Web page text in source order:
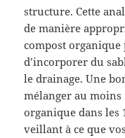
structure. Cette
de manière
compost
d’incorporer du
le drainage. Une
mélanger au moins
organique dans les
veillant à ce que